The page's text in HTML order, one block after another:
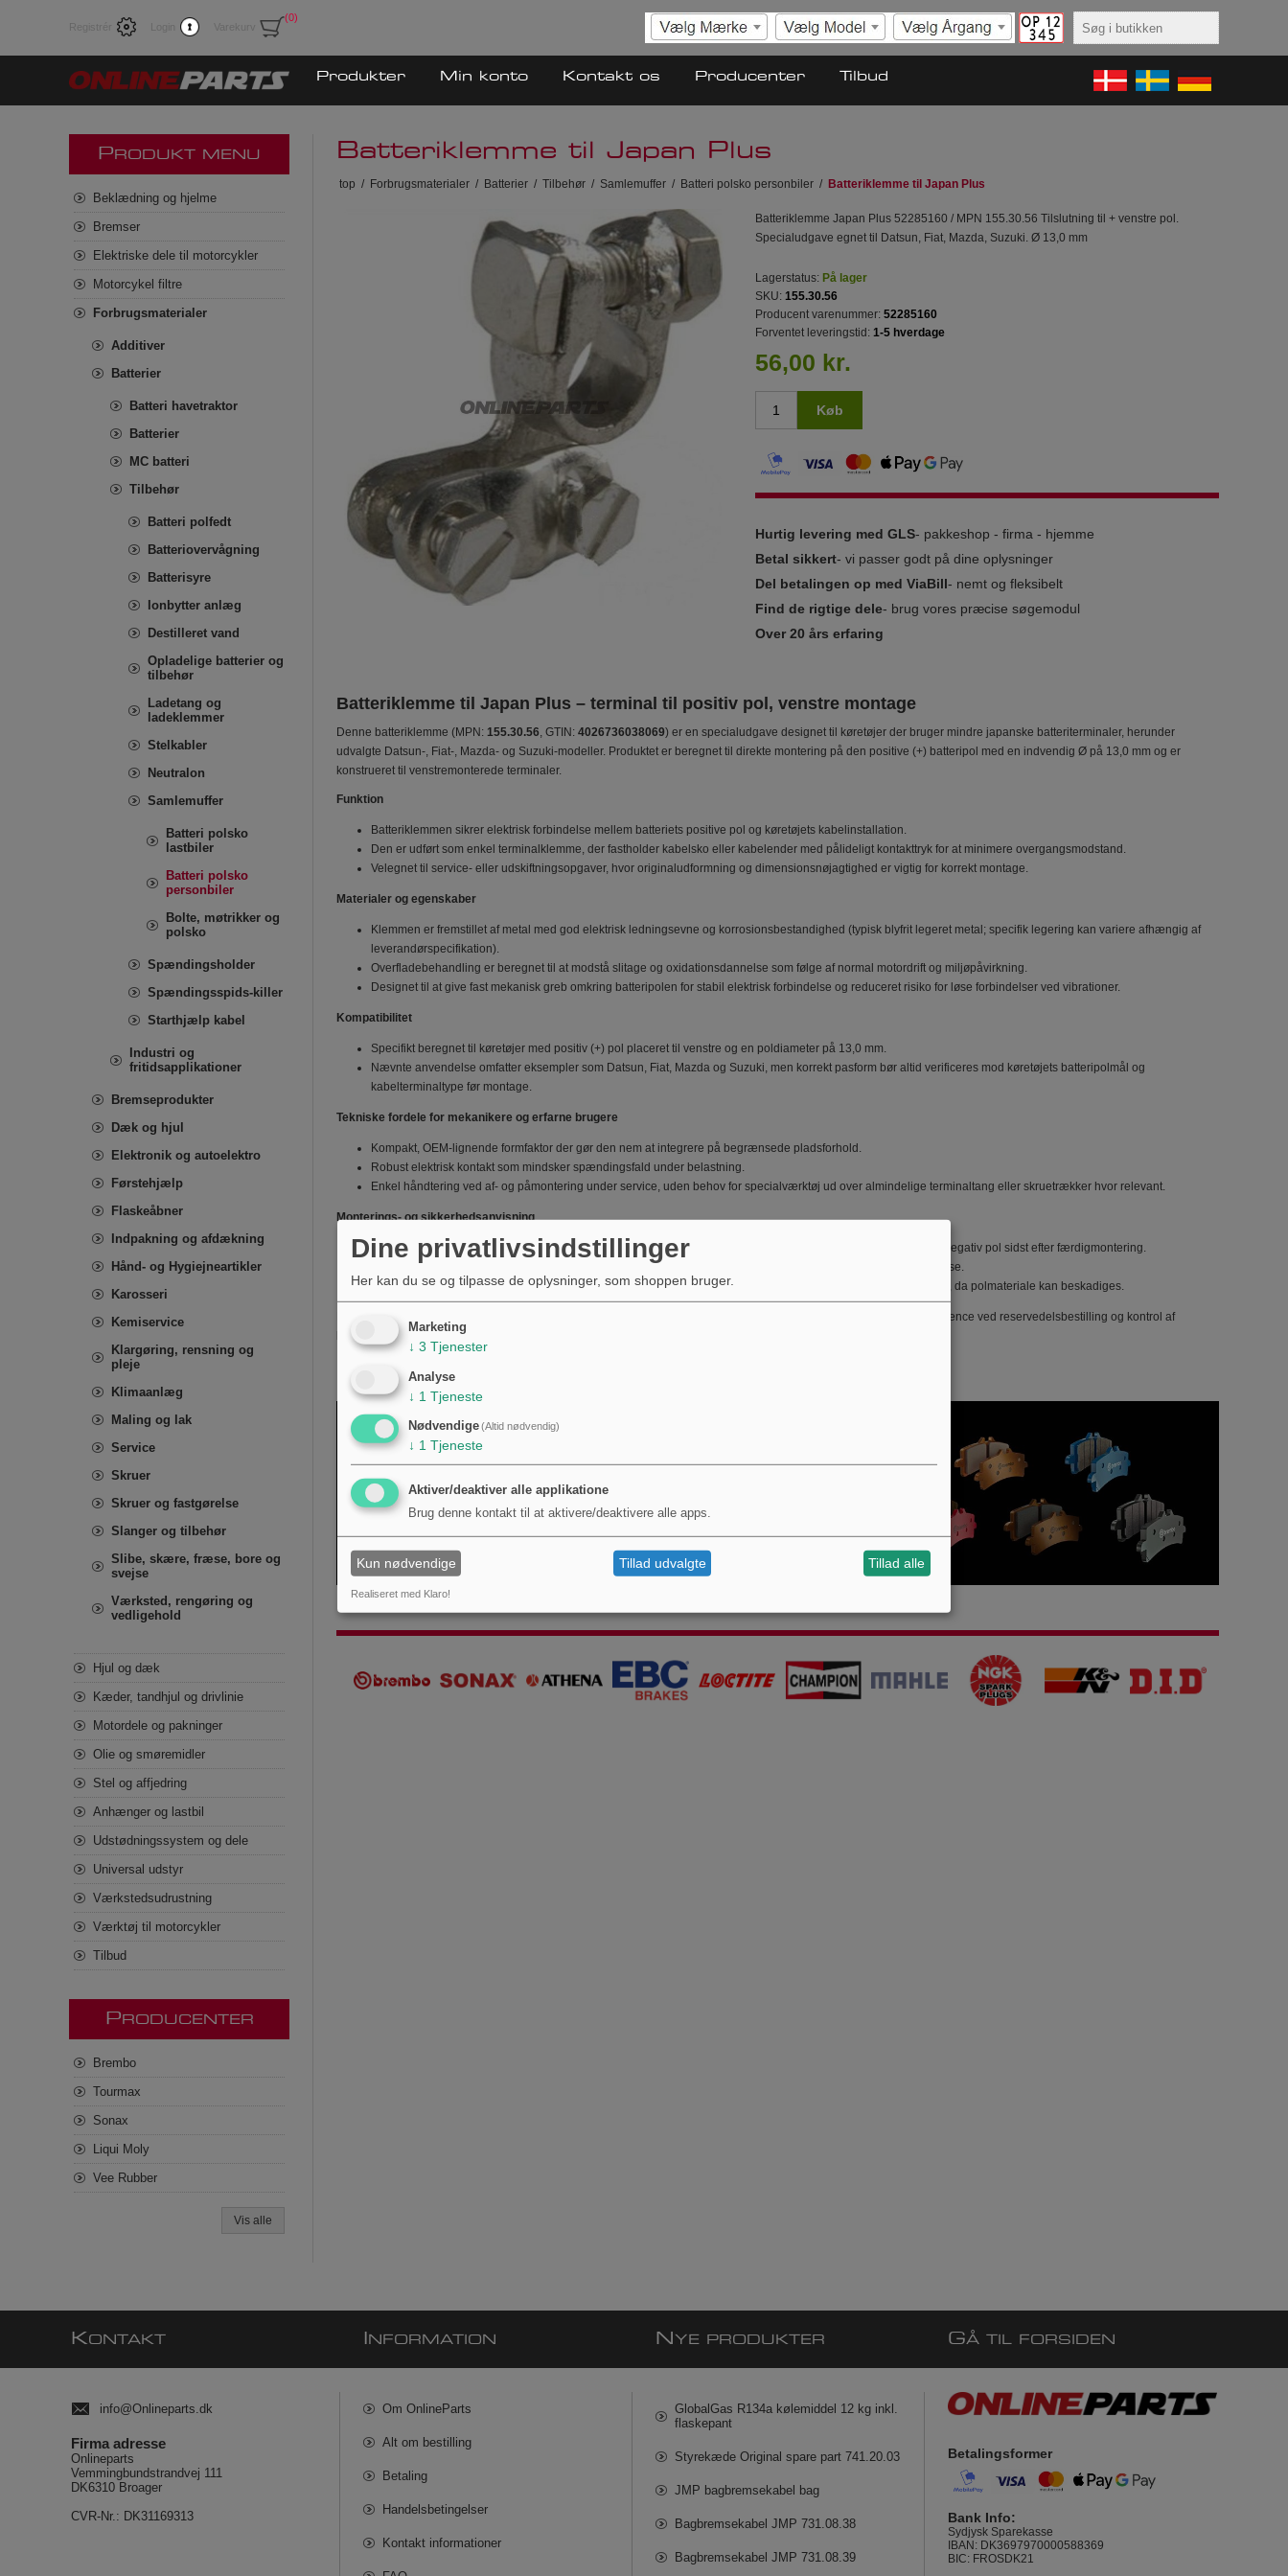
Registrér Login Varekurv
(0)
Produkter Min konto Kontakt os Producenter Tilbud
Batteriklemme til Japan Plus
top / Forbrugsmaterialer / Batterier / Tilbehør / Samlemuffer / Batteri polsko personbiler / Batteriklemme til Japan Plus
Batteriklemme Japan Plus 52285160 / MPN 155.30.56 Tilslutning til + venstre pol.
Specialudgave egnet til Datsun, Fiat, Mazda, Suzuki. Ø 13,0 mm
Lagerstatus: På lager
SKU: 155.30.56
Producent varenummer: 52285160
Forventet leveringstid: 1-5 hverdage
56,00 kr.
Køb
Hurtig levering med GLS- pakkeshop - firma - hjemme
Betal sikkert- vi passer godt på dine oplysninger
Del betalingen op med ViaBill- nemt og fleksibelt
Find de rigtige dele- brug vores præcise søgemodul
Over 20 års erfaring
Batteriklemme til Japan Plus – terminal til positiv pol, venstre montage
Denne batteriklemme (MPN: 155.30.56, GTIN: 4026736038069) er en specialudgave designet til køretøjer der bruger mindre japanske batteriterminaler, herunder
udvalgte Datsun-, Fiat-, Mazda- og Suzuki-modeller. Produktet er beregnet til direkte montering på den positive (+) batteripol med en indvendig Ø på 13,0 mm og er
konstrueret til venstremonterede terminaler.
Funktion
Batteriklemmen sikrer elektrisk forbindelse mellem batteriets positive pol og køretøjets kabelinstallation.
Den er udført som enkel terminalklemme, der fastholder kabelsko eller kabelender med pålideligt kontakttryk for at minimere overgangsmodstand.
Velegnet til service- eller udskiftningsopgaver, hvor originaludformning og dimensionsnøjagtighed er vigtig for korrekt montage.
Materialer og egenskaber
Klemmen er fremstillet af metal med god elektrisk ledningsevne og korrosionsbestandighed (typisk blyfrit legeret metal; specifik legering kan variere afhængig af
leverandørspecifikation).
Overfladebehandling er beregnet til at modstå slitage og oxidationsdannelse som følge af normal motordrift og miljøpåvirkning.
Designet til at give fast mekanisk greb omkring batteripolen for stabil elektrisk forbindelse og reduceret risiko for løse forbindelser ved vibrationer.
Kompatibilitet
Specifikt beregnet til køretøjer med positiv (+) pol placeret til venstre og en poldiameter på 13,0 mm.
Nævnte anvendelse omfatter eksempler som Datsun, Fiat, Mazda og Suzuki, men korrekt pasform bør altid verificeres mod køretøjets batteripolmål og
kabelterminaltype før montage.
Tekniske fordele for mekanikere og erfarne brugere
Kompakt, OEM-lignende formfaktor der gør den nem at integrere på begrænsede pladsforhold.
Robust elektrisk kontakt som mindsker spændingsfald under belastning.
Enkel håndtering ved af- og påmontering under service, uden behov for specialværktøj ud over almindelige terminaltang eller skruetrækker hvor relevant.
Monterings- og sikkerhedsanvisning
Ved arbejde på batterier: frakobl altid den negative pol først for at reducere risikoen for kortslutning. Tilslut altid negativ pol sidst efter færdigmontering.
Sørg for ren og fri for korrosion kontaktflade mellem pol og klemme før tilspænding for optimal elektrisk forbindelse.
Kontroller at klemmen sidder korrekt centreret på polen og at klemforskruning er passende fast – ikke overstram, da polmateriale kan beskadiges.
er angivet for entydig reference ved reservedelsbestilling og kontrol af
kompatibilitet.
P RODUKT MENU
Beklædning og hjelme
Bremser
Elektriske dele til motorcykler
Motorcykel filtre
Forbrugsmaterialer
Additiver
Batterier
Batteri havetraktor
Batterier
MC batteri
Tilbehør
Batteri polfedt
Batteriovervågning
Batterisyre
Ionbytter anlæg
Destilleret vand
Opladelige batterier og
tilbehør
Ladetang og
ladeklemmer
Stelkabler
Neutralon
Samlemuffer
Batteri polsko
lastbiler
Batteri polsko
personbiler
Bolte, møtrikker og
polsko
Spændingsholder
Spændingsspids-killer
Starthjælp kabel
Industri og
fritidsapplikationer
Bremseprodukter
Dæk og hjul
Elektronik og autoelektro
Førstehjælp
Flaskeåbner
Indpakning og afdækning
Hånd- og Hygiejneartikler
Karosseri
Kemiservice
Klargøring, rensning og
pleje
Klimaanlæg
Maling og lak
Service
Skruer
Skruer og fastgørelse
Slanger og tilbehør
Slibe, skære, fræse, bore og
svejse
Værksted, rengøring og
vedligehold
Hjul og dæk
Kæder, tandhjul og drivlinie
Motordele og pakninger
Olie og smøremidler
Stel og affjedring
Anhænger og lastbil
Udstødningssystem og dele
Universal udstyr
Værkstedsudrustning
Værktøj til motorcykler
Tilbud
P RODUCENTER
Brembo
Tourmax
Sonax
Liqui Moly
Vee Rubber
Vis alle
KONTAKT
info@Onlineparts.dk
Firma adresse
Onlineparts
Vemmingbundstrandvej 111
DK6310 Broager
CVR-Nr.: DK31169313
NFORMATION
Om OnlineParts
Alt om bestilling
Betaling
Handelsbetingelser
Kontakt informationer
N YE PRODUKTER
GlobalGas R134a kølemiddel 12 kg inkl.
flaskepant
Styrekæde Original spare part 741.20.03
JMP bagbremsekabel bag
Bagbremsekabel JMP 731.08.38
Bagbremsekabel JMP 731.08.39
GÅ TIL FORSIDEN
Betalingsformer
Bank Info:
Sydjysk Sparekasse
IBAN: DK3697970000588369
BIC: FROSDK21
Dine privatlivsindstillinger
Her kan du se og tilpasse de oplysninger, som shoppen bruger.
Marketing
↓ 3 Tjenester
Analyse
↓ 1 Tjeneste
Nødvendige(Altid nødvendig)
↓ 1 Tjeneste
Aktiver/deaktiver alle applikatione
Brug denne kontakt til at aktivere/deaktivere alle apps.
Kun nødvendige Tillad udvalgte Tillad alle
Realiseret med Klaro!